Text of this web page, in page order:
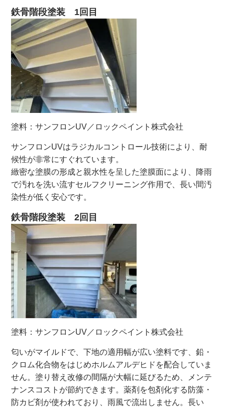
鉄骨階段塗装 1回目
塗料：サンフロンUV／ロックペイント株式会社
サンフロンUVはラジカルコントロール技術により、耐
候性が非常にすぐれています。
緻密な塗膜の形成と親水性を呈した塗膜面により、降雨
で汚れを洗い流すセルフクリーニング作用で、長い間汚
染性が低く安心です。
鉄骨階段塗装 2回目
塗料：サンフロンUV／ロックペイント株式会社
匂いがマイルドで、下地の適用幅が広い塗料です、鉛・
クロム化合物をはじめホルムアルデヒドを配合していま
せん。塗り替え改修の間隔が大幅に延びるため、メンテ
ナンスコストが節約できます。薬剤を包剤化する防藻・
防カビ剤が使われており、雨風で流出しません。長い